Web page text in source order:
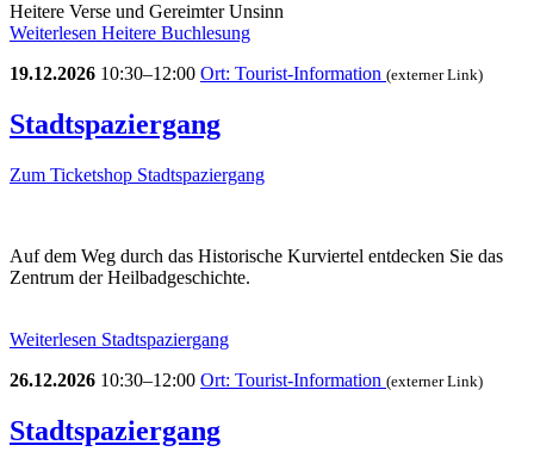
Heitere Verse und Gereimter Unsinn
Weiterlesen Heitere Buchlesung
19.12.2026 10:30–12:00 Ort: Tourist-Information (externer Link)
Stadtspaziergang
Zum Ticketshop Stadtspaziergang
Auf dem Weg durch das Historische Kurviertel entdecken Sie das
Zentrum der Heilbadgeschichte.
Weiterlesen Stadtspaziergang
26.12.2026 10:30–12:00 Ort: Tourist-Information (externer Link)
Stadtspaziergang